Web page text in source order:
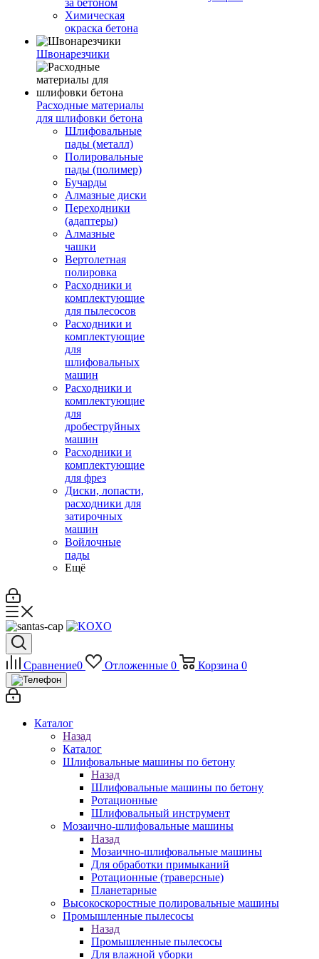
за бетоном
Химическая
окраска бетона
Швонарезчики
Расходные материалы
для шлифовки бетона
Шлифовальные
пады (металл)
Полировальные
пады (полимер)
Бучарды
Алмазные диски
Переходники
(адаптеры)
Алмазные
чашки
Вертолетная
полировка
Расходники и
комплектующие
для пылесосов
Расходники и
комплектующие
для
шлифовальных
машин
Расходники и
комплектующие
для
дробеструйных
машин
Расходники и
комплектующие
для фрез
Диски, лопасти,
расходники для
затирочных
машин
Войлочные
пады
Ещё
Сравнение0 Отложенные 0 Корзина 0
Каталог
Назад
Каталог
Шлифовальные машины по бетону
Назад
Шлифовальные машины по бетону
Ротационные
Шлифовальный инструмент
Мозаично-шлифовальные машины
Назад
Мозаично-шлифовальные машины
Для обработки примыканий
Ротационные (траверсные)
Планетарные
Высокоскоростные полировальные машины
Промышленные пылесосы
Назад
Промышленные пылесосы
Для влажной уборки